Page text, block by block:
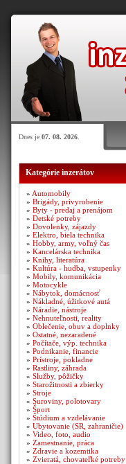
Dnes je 07. 08. 2026
Kategórie inzerátov
» Automobily
» Brigády, privyrobenie
» Byty - predaj a prenájom
» Detské potreby
» Dovolenky, zájazdy
» Elektro, biela technika
» Hobby, army, voľný čas
» Kancelárska technika
» Knihy, literatúra
» Kultúra - hudba, vstupenky
» Mobily, komunikácia
» Motocykle
» Nábytok, domácnosť
» Nákladné, úžitkové autá
» Náradie, nástroje
» Nehnuteľnosti, reality
» Oblečenie, obuv a doplnky
» Ostatné, nezaradené
» Počítače, výp. technika
» Podnikanie, financie
» Prístroje, pokladne
» Rastliny, záhrada
» Služby, pôžičky
» Starožitnosti a zbierky
» Stroje
» Suroviny, polotovary
» Šport
» Štúdium a vzdelávanie
» Ubytovanie (SR, zahraničie)
» Video, foto, audio
» Zamestnanie, práca
» Zdravie a kozemtika
» Zvieratá, chovateľké potreby